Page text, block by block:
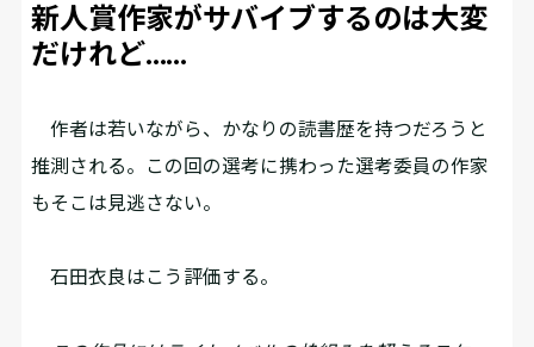
新人賞作家がサバイブするのは大変
だけれど……
作者は若いながら、かなりの読書歴を持つだろうと
推測される。この回の選考に携わった選考委員の作家
もそこは見逃さない。
石田衣良はこう評価する。